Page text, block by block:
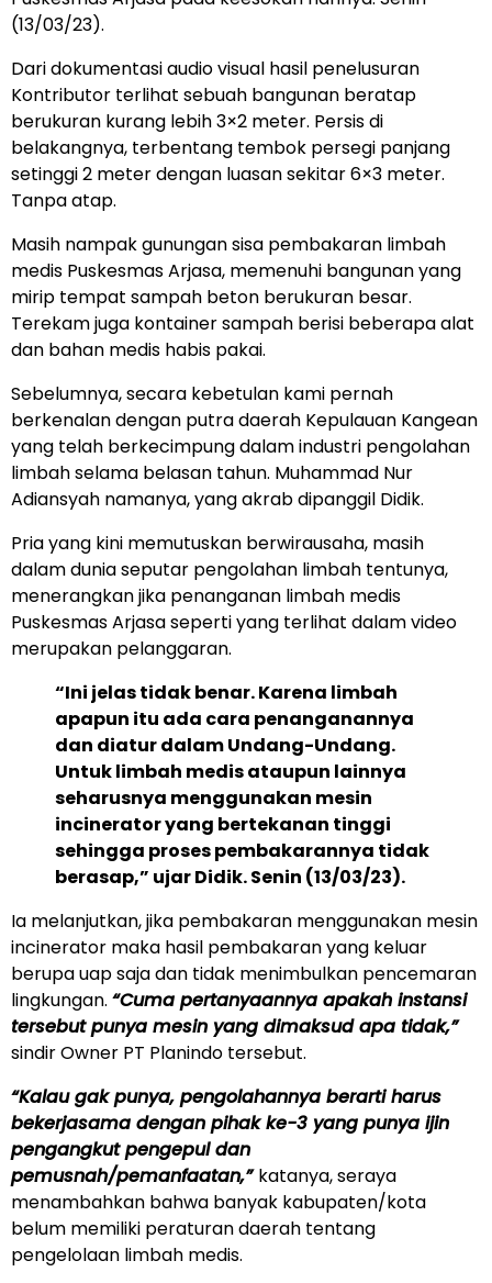
(13/03/23).
Dari dokumentasi audio visual hasil penelusuran
Kontributor terlihat sebuah bangunan beratap
berukuran kurang lebih 3×2 meter. Persis di
belakangnya, terbentang tembok persegi panjang
setinggi 2 meter dengan luasan sekitar 6×3 meter.
Tanpa atap.
Masih nampak gunungan sisa pembakaran limbah
medis Puskesmas Arjasa, memenuhi bangunan yang
mirip tempat sampah beton berukuran besar.
Terekam juga kontainer sampah berisi beberapa alat
dan bahan medis habis pakai.
Sebelumnya, secara kebetulan kami pernah
berkenalan dengan putra daerah Kepulauan Kangean
yang telah berkecimpung dalam industri pengolahan
limbah selama belasan tahun. Muhammad Nur
Adiansyah namanya, yang akrab dipanggil Didik.
Pria yang kini memutuskan berwirausaha, masih
dalam dunia seputar pengolahan limbah tentunya,
menerangkan jika penanganan limbah medis
Puskesmas Arjasa seperti yang terlihat dalam video
merupakan pelanggaran.
“Ini jelas tidak benar. Karena limbah
apapun itu ada cara penanganannya
dan diatur dalam Undang-Undang.
Untuk limbah medis ataupun lainnya
seharusnya menggunakan mesin
incinerator yang bertekanan tinggi
sehingga proses pembakarannya tidak
berasap,” ujar Didik. Senin (13/03/23).
Ia melanjutkan, jika pembakaran menggunakan mesin
incinerator maka hasil pembakaran yang keluar
berupa uap saja dan tidak menimbulkan pencemaran
lingkungan. “Cuma pertanyaannya apakah instansi
tersebut punya mesin yang dimaksud apa tidak,”
sindir Owner PT Planindo tersebut.
“Kalau gak punya, pengolahannya berarti harus
bekerjasama dengan pihak ke-3 yang punya ijin
pengangkut pengepul dan
pemusnah/pemanfaatan,” katanya, seraya
menambahkan bahwa banyak kabupaten/kota
belum memiliki peraturan daerah tentang
pengelolaan limbah medis.